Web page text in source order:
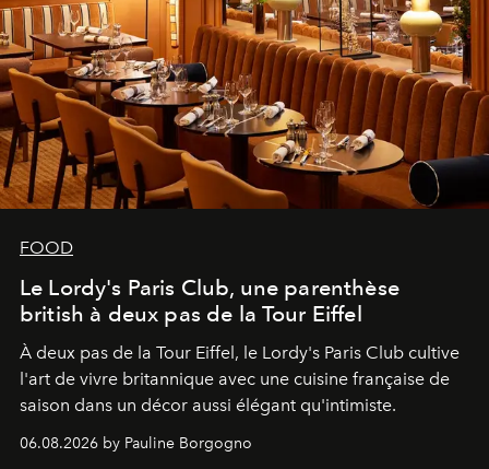
FOOD
Le Lordy's Paris Club, une parenthèse
british à deux pas de la Tour Eiffel
À deux pas de la Tour Eiffel, le Lordy's Paris Club cultive
l'art de vivre britannique avec une cuisine française de
saison dans un décor aussi élégant qu'intimiste.
06.08.2026 by Pauline Borgogno